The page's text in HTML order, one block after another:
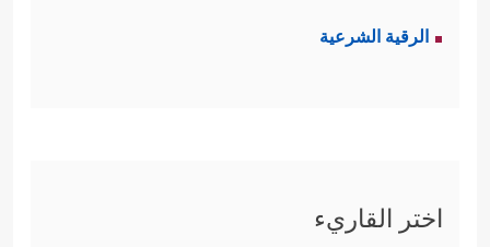
الرقية الشرعية
اختر القاريء